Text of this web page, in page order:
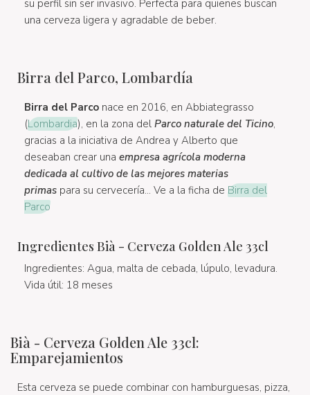
su perfil sin ser invasivo. Perfecta para quienes buscan
una cerveza ligera y agradable de beber.
Birra del Parco, Lombardía
Birra del Parco nace en 2016, en Abbiategrasso
(Lombardia), en la zona del Parco naturale del Ticino,
gracias a la iniciativa de Andrea y Alberto que
deseaban crear una empresa agrícola moderna
dedicada al cultivo de las mejores materias
primas para su cervecería... Ve a la ficha de Birra del
Parco
Ingredientes Bià - Cerveza Golden Ale 33cl
Ingredientes: Agua, malta de cebada, lúpulo, levadura.
Vida útil: 18 meses
Bià - Cerveza Golden Ale 33cl:
Emparejamientos
Esta cerveza se puede combinar con hamburguesas, pizza,